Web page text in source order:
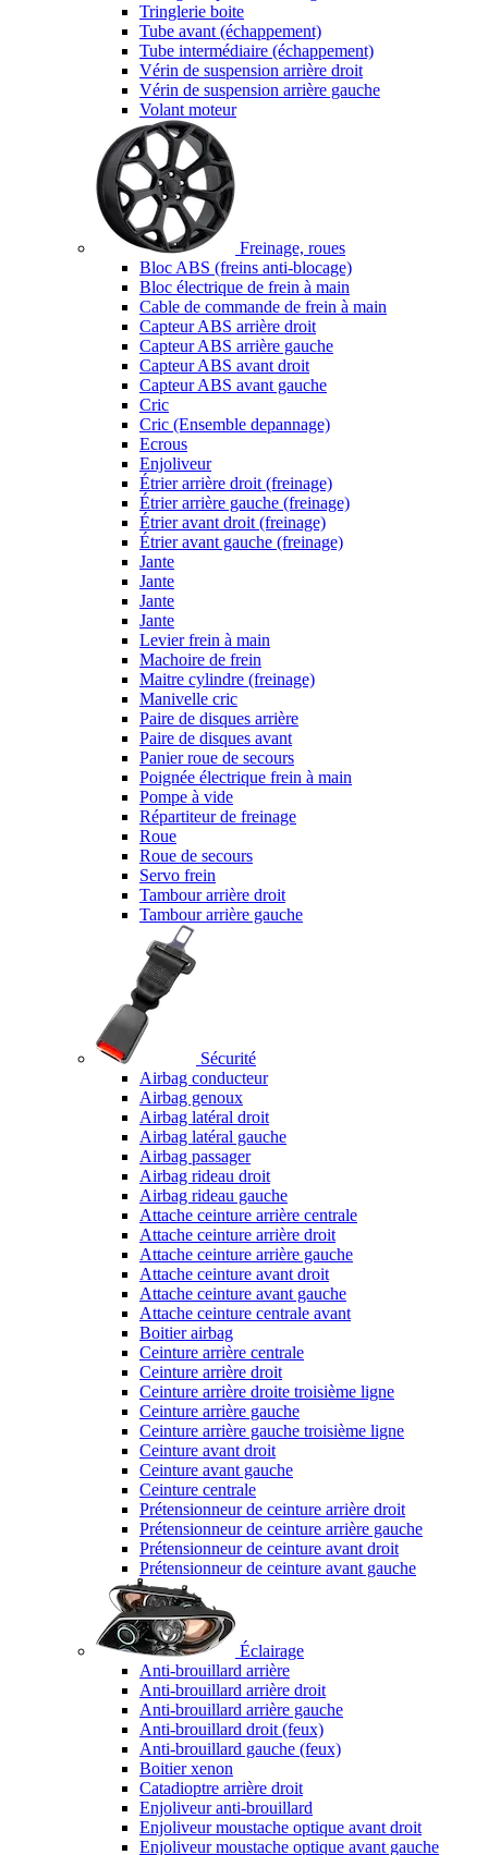
Tringlerie boite
Tube avant (échappement)
Tube intermédiaire (échappement)
Vérin de suspension arrière droit
Vérin de suspension arrière gauche
Volant moteur
Freinage, roues
Bloc ABS (freins anti-blocage)
Bloc électrique de frein à main
Cable de commande de frein à main
Capteur ABS arrière droit
Capteur ABS arrière gauche
Capteur ABS avant droit
Capteur ABS avant gauche
Cric
Cric (Ensemble depannage)
Ecrous
Enjoliveur
Étrier arrière droit (freinage)
Étrier arrière gauche (freinage)
Étrier avant droit (freinage)
Étrier avant gauche (freinage)
Jante
Jante
Jante
Jante
Levier frein à main
Machoire de frein
Maitre cylindre (freinage)
Manivelle cric
Paire de disques arrière
Paire de disques avant
Panier roue de secours
Poignée électrique frein à main
Pompe à vide
Répartiteur de freinage
Roue
Roue de secours
Servo frein
Tambour arrière droit
Tambour arrière gauche
Sécurité
Airbag conducteur
Airbag genoux
Airbag latéral droit
Airbag latéral gauche
Airbag passager
Airbag rideau droit
Airbag rideau gauche
Attache ceinture arrière centrale
Attache ceinture arrière droit
Attache ceinture arrière gauche
Attache ceinture avant droit
Attache ceinture avant gauche
Attache ceinture centrale avant
Boitier airbag
Ceinture arrière centrale
Ceinture arrière droit
Ceinture arrière droite troisième ligne
Ceinture arrière gauche
Ceinture arrière gauche troisième ligne
Ceinture avant droit
Ceinture avant gauche
Ceinture centrale
Prétensionneur de ceinture arrière droit
Prétensionneur de ceinture arrière gauche
Prétensionneur de ceinture avant droit
Prétensionneur de ceinture avant gauche
Éclairage
Anti-brouillard arrière
Anti-brouillard arrière droit
Anti-brouillard arrière gauche
Anti-brouillard droit (feux)
Anti-brouillard gauche (feux)
Boitier xenon
Catadioptre arrière droit
Enjoliveur anti-brouillard
Enjoliveur moustache optique avant droit
Enjoliveur moustache optique avant gauche